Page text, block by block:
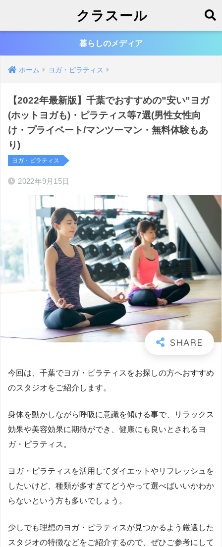
クラスール
暮らしのメディア
ホーム ヨガ・ピラティス
【2022年最新版】千葉でおすすめの”安い”ヨガ
(ホットヨガも)・ピラティス等7選(男性女性向
け・プライベート/マンツーマン・無料体験もあ
り)
ヨガ・ピラティス
2022年9月15日
今回は、千葉でヨガ・ピラティスをお探しの方へおすすめ
のスタジオをご紹介します。
身体を動かしながら呼吸に意識を傾ける事で、リラックス
効果や美容効果に期待ができ、健康にも良いとされるヨ
ガ・ピラティス。
ヨガ・ピラティスを活用してダイエットやリフレッシュを
したいけど、種類が多すぎてどうやって選べばいいかわか
らないという方も多いでしょう。
少しでも理想のヨガ・ピラティスが見つかるよう厳選した
スタジオの特徴などをご紹介するので、ぜひご参考にして